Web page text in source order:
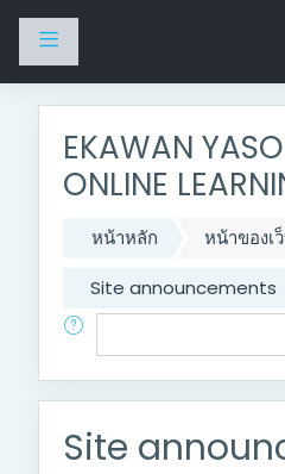
Side panel
EKAWAN
ONLINE
หน้าหลัก
หน้าของเ
Site announcements
ค้นหา
Site